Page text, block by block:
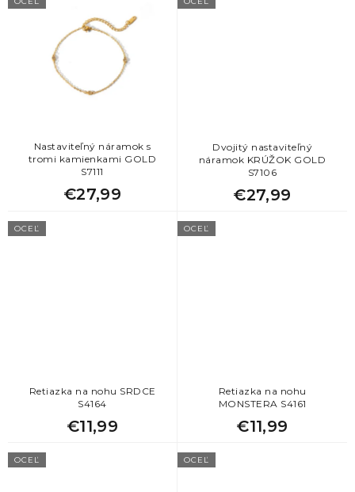
Nastaviteľný náramok s
tromi kamienkami GOLD
S7111
€27,99
Dvojitý nastaviteľný
náramok KRÚŽOK GOLD
S7106
€27,99
OCEĽ
Retiazka na nohu SRDCE
S4164
€11,99
OCEĽ
Retiazka na nohu
MONSTERA S4161
€11,99
OCEĽ OCEĽ